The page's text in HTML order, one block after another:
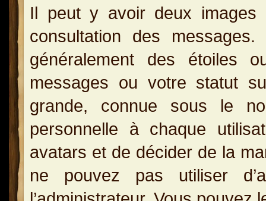
Il peut y avoir deux images
consultation des
généralement des étoiles
messages ou votre statut
grande, connue sous le
personnelle à chaque
avatars et de décider de la
ne pouvez pas utiliser